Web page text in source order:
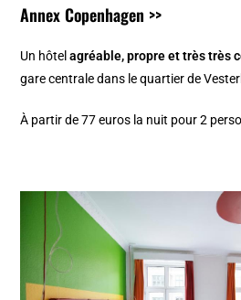
Annex Copenhagen >>
Un hôtelagréable, propre et très très
gare centrale dans le quartier de
À partir de 77 euros la nuit pour 2